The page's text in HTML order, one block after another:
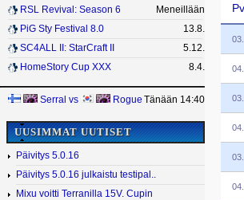
RSL Revival: Season 6
Meneillään
PiG Sty Festival 8.0
13.8.
SC4ALL II: StarCraft II
5.12.
HomeStory Cup XXX
8.4.
Serral vs Rogue Tänään 14:40
UUSIMMAT UUTISET
Päivitys 5.0.16
Päivitys 5.0.16 julkaistu testipal..
Mixu voitti Terranilla 15V. Cupin